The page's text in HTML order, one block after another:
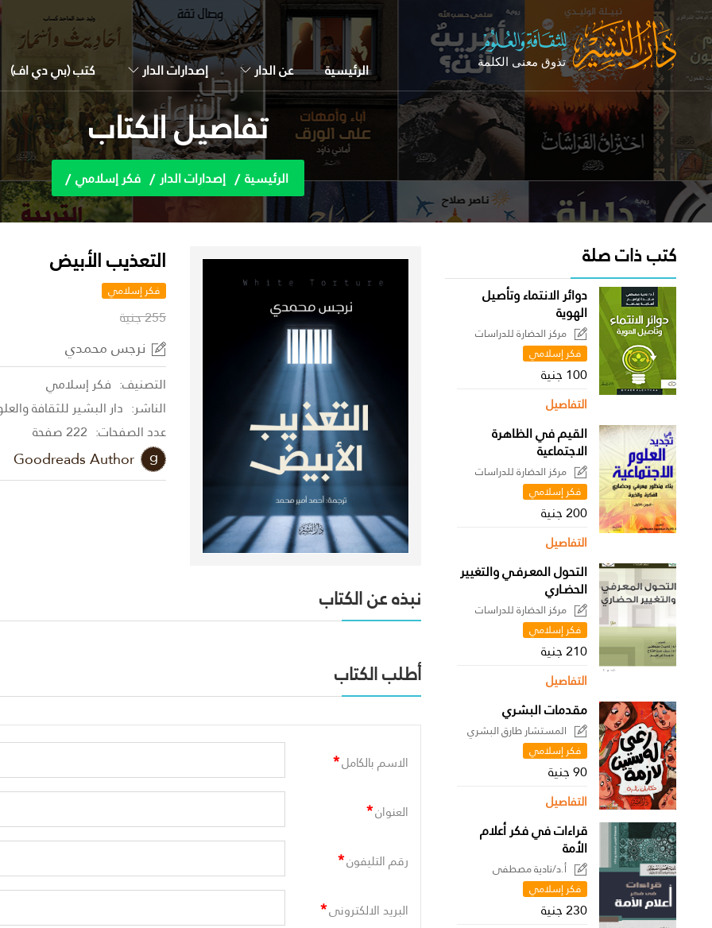
الرئيسية عن الدار إصدارات الدار كتب (بي دي اف)
تفاصيل الكتاب
الرئيسية إصدارات الدار فكر إسلامي
كتب ذات صلة
دوائر الانتماء وتأصيل
الهوية
مركز الحضارة للدراسات
السياسية
فكر إسلامي
100 جنية
التفاصيل
القيم في الظاهرة
الاجتماعية
مركز الحضارة للدراسات
السياسية
فكر إسلامي
200 جنية
التفاصيل
التحول المعـرفـي والتغيير
الحضـاري
مركز الحضارة للدراسات
السياسية
فكر إسلامي
210 جنية
التفاصيل
مقدمات البشري
المستشار طارق البشري
فكر إسلامي
90 جنية
التفاصيل
قراءات في فكر أعلام
الأمة
أ.د/نادية مصطفى
فكر إسلامي
230 جنية
التعذيب الأبيض
فكر إسلامي
255 جنية
نرجس محمدي
التصنيف: فكر إسلامي
الناشر: دار البشير للثقافة
عدد الصفحات: 222 صفحة
Goodreads Author
نبذه عن الكتاب
أطلب الكتاب
الاسم بالكامل*
العنوان*
رقم التليفون*
البريد الالكترونى*